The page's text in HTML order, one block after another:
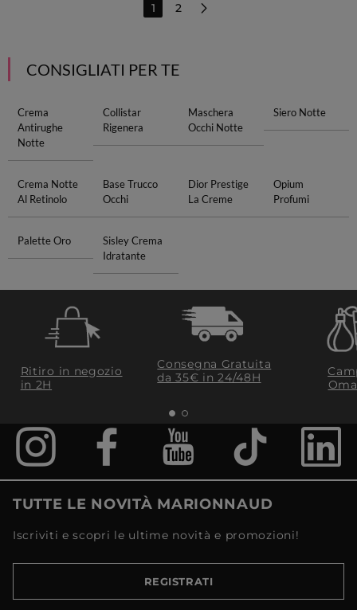
1 2
CONSIGLIATI PER TE
Crema
Antirughe
Notte
Collistar
Rigenera
Maschera
Occhi Notte
Siero Notte
Crema Notte
Al Retinolo
Base Trucco
Occhi
Dior Prestige
La Creme
Opium
Profumi
Palette Oro
Sisley Crema
Idratante
Ritiro in negozio
in 2H
Consegna Gratuita
da 35€​ in 24/48H
TUTTE LE NOVITÀ MARIONNAUD
Iscriviti e scopri le ultime novità e promozioni!
REGISTRATI